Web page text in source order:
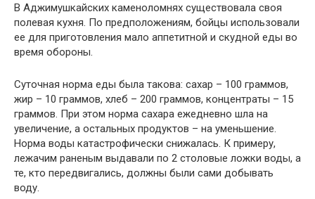
В Аджимушкайских каменоломнях существовала своя
полевая кухня. По предположениям, бойцы использовали
ее для приготовления мало аппетитной и скудной еды во
время обороны.
Суточная норма еды была такова: сахар – 100 граммов,
жир – 10 граммов, хлеб – 200 граммов, концентраты – 15
граммов. При этом норма сахара ежедневно шла на
увеличение, а остальных продуктов – на уменьшение.
Норма воды катастрофически снижалась. К примеру,
лежачим раненым выдавали по 2 столовые ложки воды, а
те, кто передвигались, должны были сами добывать
воду.